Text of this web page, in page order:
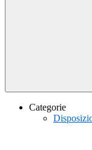
Categorie